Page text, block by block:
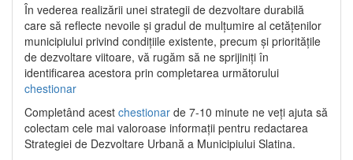
În vederea realizării unei strategii de dezvoltare durabilă
care să reflecte nevoile și gradul de mulțumire al cetățenilor
municipiului privind condițiile existente, precum și prioritățile
de dezvoltare viitoare, vă rugăm să ne sprijiniți în
identificarea acestora prin completarea următorului
chestionar
Completând acest chestionar de 7-10 minute ne veți ajuta să
colectam cele mai valoroase informații pentru redactarea
Strategiei de Dezvoltare Urbană a Municipiului Slatina.